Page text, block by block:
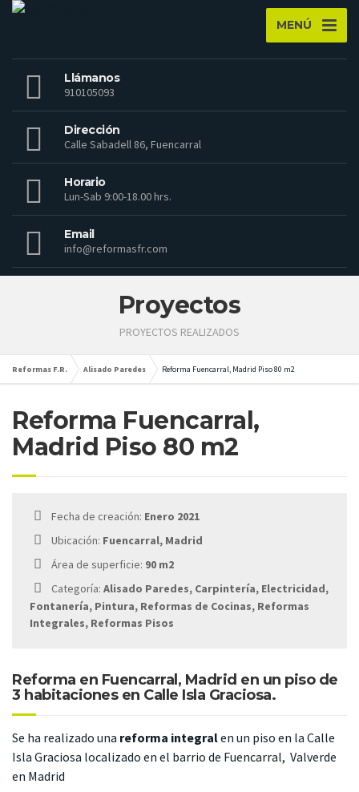
MENÚ
Llámanos
910105093
Dirección
Calle Sabadell 86, Fuencarral
Horario
Lun-Sab 9:00-18.00 hrs.
Email
info@reformasfr.com
Proyectos
PROYECTOS REALIZADOS
Reformas F.R. Alisado Paredes Reforma Fuencarral, Madrid Piso 80 m2
Reforma Fuencarral,
Madrid Piso 80 m2
Fecha de creación: Enero 2021
Ubicación: Fuencarral, Madrid
Área de superficie: 90 m2
Categoría: Alisado Paredes, Carpintería, Electricidad,
Fontanería, Pintura, Reformas de Cocinas, Reformas
Integrales, Reformas Pisos
Reforma en Fuencarral, Madrid en un piso de
3 habitaciones en Calle Isla Graciosa.
Se ha realizado una reforma integralen un piso en la Calle
Isla Graciosa localizado en el barrio de Fuencarral, Valverde
en Madrid